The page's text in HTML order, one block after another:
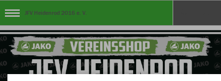
JFV Heidenrod 2016 e. V.